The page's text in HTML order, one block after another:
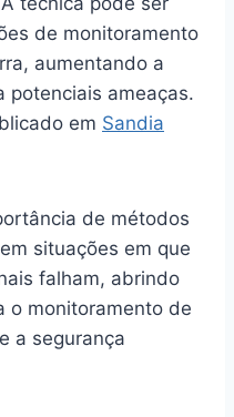
de monitoramento
aumentando a
potenciais ameaças.
em Sandia
de métodos
situações em que
falham, abrindo
o monitoramento de
a segurança